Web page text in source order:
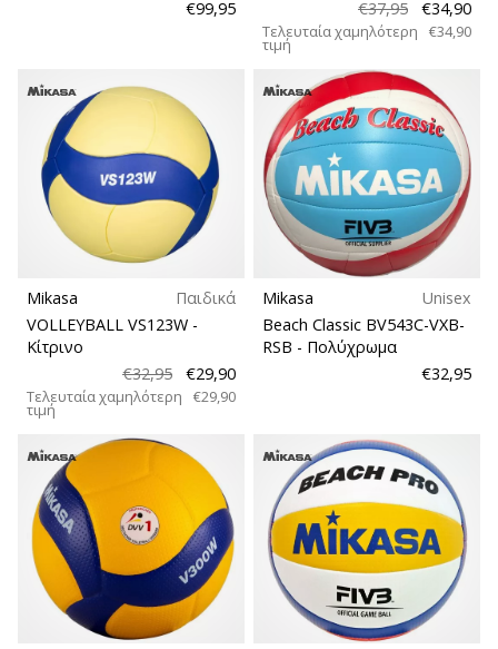
€99,95
€37,95
€34,90
Τελευταία χαμηλότερη
τιμή
€34,90
Mikasa
Παιδικά
VOLLEYBALL VS123W -
Κίτρινο
€32,95
€29,90
Τελευταία χαμηλότερη
τιμή
€29,90
Mikasa
Unisex
Beach Classic BV543C-VXB-
RSB - Πολύχρωμα
€32,95